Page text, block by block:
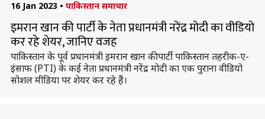
16 Jan 2023 • पाकिस्तान समाचार
इमरान खान की पार्टी के नेता प्रधानमंत्री नरेंद्र मोदी का वीडियो
कर रहे शेयर, जानिए वजह
पाकिस्तान के पूर्व प्रधानमंत्री इमरान खान की पार्टी पाकिस्तान तहरीक-ए-
इंसाफ (PTI) के कई नेता प्रधानमंत्री नरेंद्र मोदी का एक पुराना वीडियो
सोशल मीडिया पर शेयर कर रहे हैं।